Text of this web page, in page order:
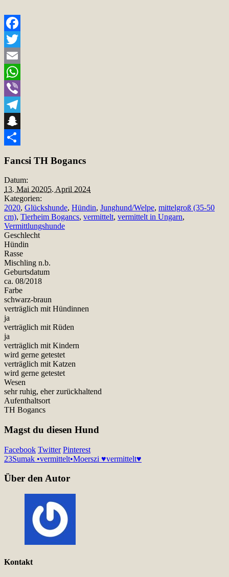
Facebook
Twitter
Email
WhatsApp
Viber
Telegram
Snapchat
Fancsi TH Bogancs
Datum:
13. Mai 20205. April 2024
Kategorien:
2020, Glückshunde, Hündin, Junghund/Welpe, mittelgroß (35-50
cm), Tierheim Bogancs, vermittelt, vermittelt in Ungarn,
Vermittlungshunde
Geschlecht
Hündin
Rasse
Mischling n.b.
Geburtsdatum
ca. 08/2018
Farbe
schwarz-braun
verträglich mit Hündinnen
ja
verträglich mit Rüden
ja
verträglich mit Kindern
wird gerne getestet
verträglich mit Katzen
wird gerne getestet
Wesen
sehr ruhig, eher zurückhaltend
Aufenthaltsort
TH Bogancs
Magst du diesen Hund
Facebook Twitter Pinterest
23Sumak •vermittelt•Moerszi ♥vermittelt♥
Über den Autor
Kontakt